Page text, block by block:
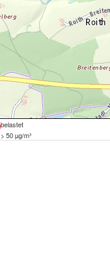
belastet
> 50 µg/m³